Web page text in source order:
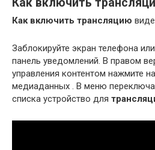
Как включить трансляцию
Заблокируйте экран телефона
панель уведомлений. В правом
управления контентом нажмите
медиаданных . В меню
списка устройство для